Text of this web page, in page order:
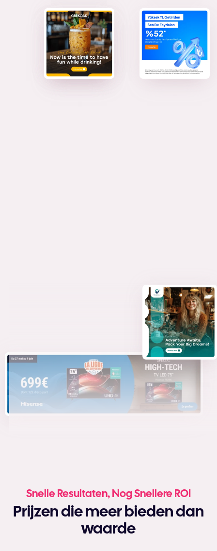
Snelle Resultaten, Nog Snellere ROI
Prijzen die meer bieden dan
waarde